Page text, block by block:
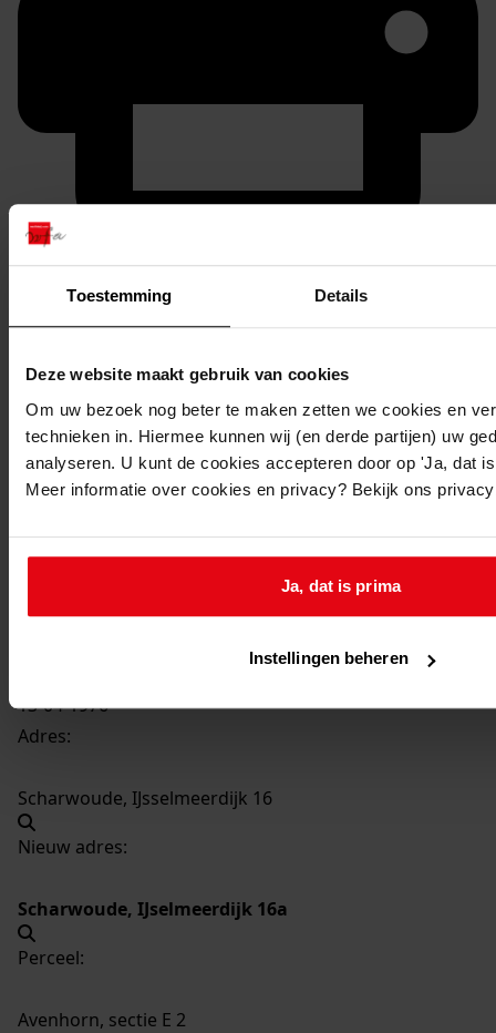
Toestemming Details
Deze website maakt gebruik van cookies
Om uw bezoek nog beter te maken zetten we cookies en
technieken in. Hiermee kunnen wij (en derde partijen) uw
analyseren. U kunt de cookies accepteren door op 'Ja, dat
Meer informatie over cookies en privacy? Bekijk ons
Ja, dat is prima
Instellingen beheren
Printen
duurzaam webadres
Inventaris
Inv. nrs. 1101-1200
Beschrijving:
13-04-1976
Adres:
Scharwoude, IJsselmeerdijk 16
Nieuw adres:
Scharwoude, IJselmeerdijk 16a
Perceel:
Avenhorn, sectie E 2